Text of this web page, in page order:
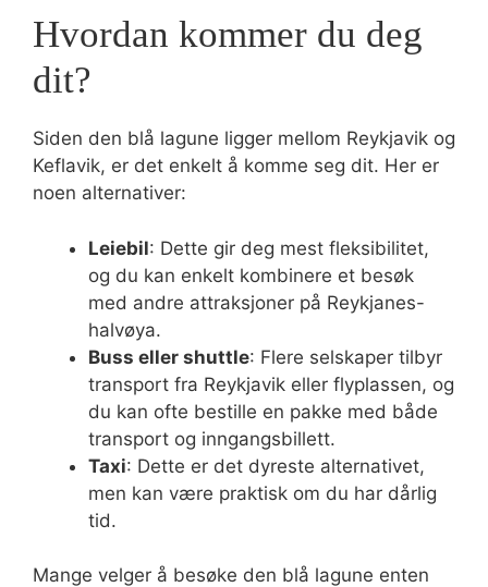
Hvordan kommer du deg
dit?
Siden den blå lagune ligger mellom Reykjavik og
Keflavik, er det enkelt å komme seg dit. Her er
noen alternativer:
Leiebil: Dette gir deg mest fleksibilitet,
og du kan enkelt kombinere et besøk
med andre attraksjoner på Reykjanes-
halvøya.
Buss eller shuttle: Flere selskaper tilbyr
transport fra Reykjavik eller flyplassen, og
du kan ofte bestille en pakke med både
transport og inngangsbillett.
Taxi: Dette er det dyreste alternativet,
men kan være praktisk om du har dårlig
tid.
Mange velger å besøke den blå lagune enten